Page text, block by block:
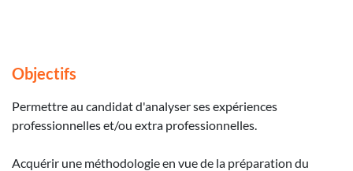
Objectifs
Permettre au candidat d'analyser ses expériences
professionnelles et/ou extra professionnelles.
Acquérir une méthodologie en vue de la préparation du